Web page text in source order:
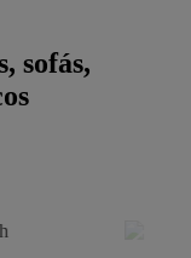
sofás,